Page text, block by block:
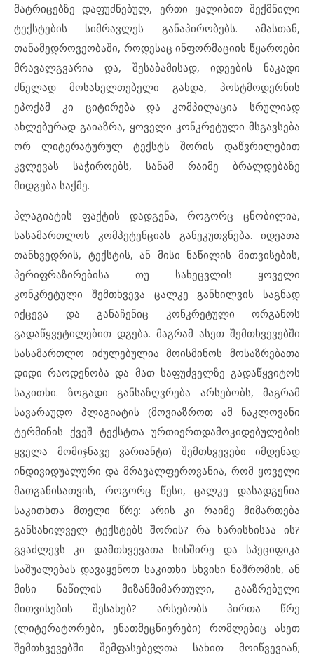
მატრიცებზე დაფუძნებულ, ერთი ყალიბით შექმნილი
ტექსტების სიმრავლეს განაპირობებს. ამასთან,
თანამედროვეობაში, როდესაც ინფორმაციის წყაროები
მრავალგვარია და, შესაბამისად, იდეების ნაკადი
ძნელად მოსახელთებელი გახდა, პოსტმოდერნის
ეპოქამ კი ციტირება და კომპილაცია სრულიად
ახლებურად გაიაზრა, ყოველი კონკრეტული მსგავსება
ორ ლიტერატურულ ტექსტს შორის დაწვრილებით
კვლევას საჭიროებს, სანამ რაიმე ბრალდებაზე
მიდგება საქმე.
პლაგიატის ფაქტის დადგენა, როგორც ცნობილია,
სასამართლოს კომპეტენციას განეკუთვნება. იდეათა
თანხვედრის, ტექსტის, ან მისი ნაწილის მითვისების,
პერიფრაზირებისა თუ სახეცვლის ყოველი
კონკრეტული შემთხვევა ცალკე განხილვის საგნად
იქცევა და განაჩენიც კონკრეტული ორგანოს
გადაწყვეტილებით დგება. მაგრამ ასეთ შემთხვევებში
სასამართლო იძულებულია მოისმინოს მოსაზრებათა
დიდი რაოდენობა და მათ საფუძველზე გადაწყვიტოს
საკითხი. ზოგადი განსაზღვრება არსებობს, მაგრამ
სავარაუდო პლაგიატის (მოვიაზროთ ამ ნაკლოვანი
ტერმინის ქვეშ ტექსტთა ურთიერთდამოკიდებულების
ყველა მომიჯნავე ვარიანტი) შემთხვევები იმდენად
ინდივიდუალური და მრავალფეროვანია, რომ ყოველი
მათგანისათვის, როგორც წესი, ცალკე დასადგენია
საკითხთა მთელი წრე: არის კი რაიმე მიმართება
განსახილველ ტექსტებს შორის? რა ხარისხისაა ის?
გვაძლევს კი დამთხვევათა სიხშირე და სპეციფიკა
საშუალებას დავაყენოთ საკითხი სხვისი ნაშრომის, ან
მისი ნაწილის მიზანმიმართული, გააზრებული
მითვისების შესახებ? არსებობს პირთა წრე
(ლიტერატორები, ენათმეცნიერები) რომლებიც ასეთ
შემთხვევებში შემფასებელთა სახით მოიწვევიან;